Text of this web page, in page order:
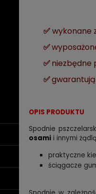
✅wykonane
✅
✅niezbędne
✅
OPIS PRODUKTU
Spodnie
osami i innymi
praktyczne
ściągacze